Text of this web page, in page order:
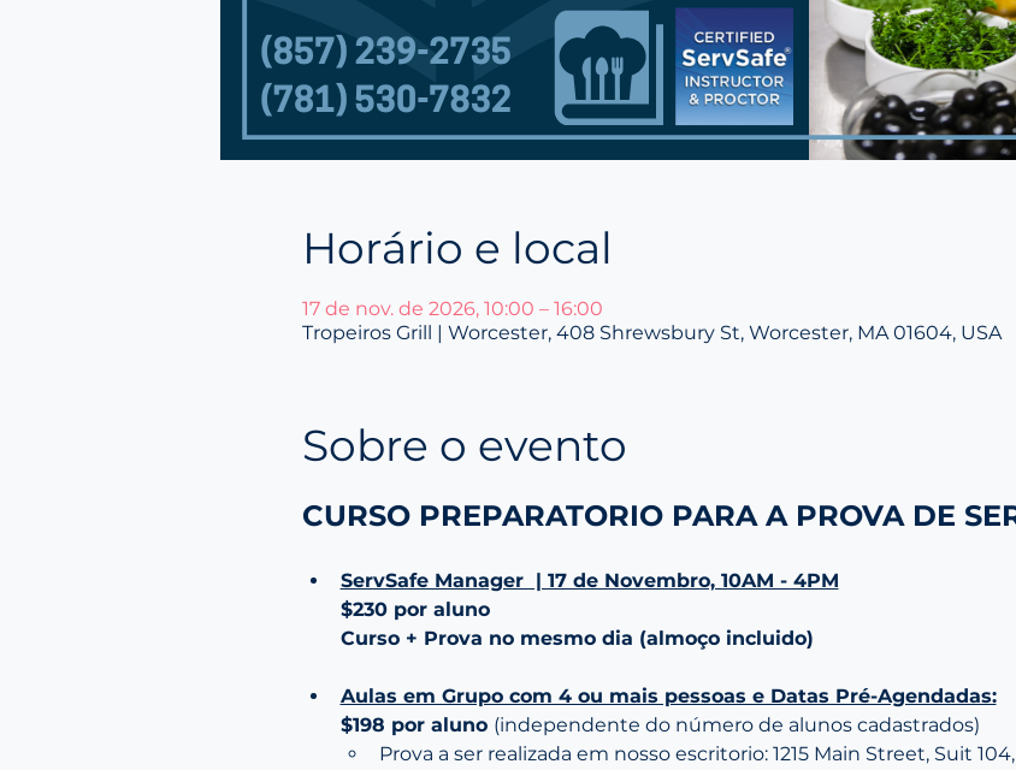
Horário e local
17 de nov. de 2026, 10:00 – 16:00
Tropeiros Grill | Worcester, 408 Shrewsbury St, Worcester, MA 01604, USA
Sobre o evento
CURSO PREPARATORIO PARA A PROVA DE
ServSafe Manager  | 17 de Novembro, 10AM - 4PM
$230 por aluno
Curso + Prova no mesmo dia (almoço incluido)
Aulas em Grupo com 4 ou mais pessoas e Datas Pré-Agendadas:
$198 por aluno (independente do número de alunos cadastrados)
Prova a ser realizada em nosso escritorio: 1215 Main Street, Suit